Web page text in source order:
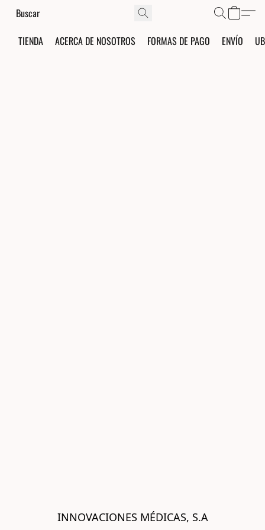
TIENDA ACERCA DE NOSOTROS FORMAS DE PAGO ENVÍO
INNOVACIONES MÉDICAS, S.A